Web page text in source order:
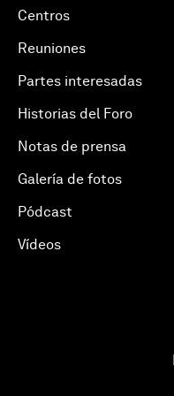
Centros
Reuniones
Partes interesadas
Historias del Foro
Notas de prensa
Galería de fotos
Pódcast
Vídeos